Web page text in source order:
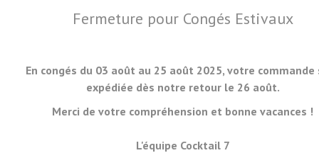
MENU
Fermeture pour Congés Estivaux
En congés du 03 août au 25 août 2025, votre commande
expédiée dès notre retour le 26 août.
Merci de votre compréhension et bonne vacances !
L'équipe Cocktail 7